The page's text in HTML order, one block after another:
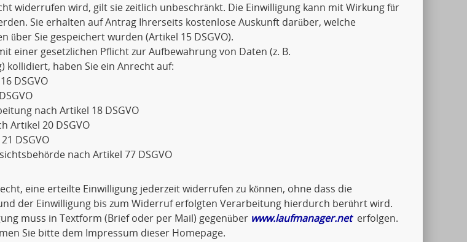
widerrufen wird, gilt sie zeitlich unbeschränkt. Die Einwilligung kann mit Wirkung für
Sie erhalten auf Antrag Ihrerseits kostenlose Auskunft darüber, welche
über Sie gespeichert wurden (Artikel 15 DSGVO).
einer gesetzlichen Pflicht zur Aufbewahrung von Daten (z. B.
kollidiert, haben Sie ein Anrecht auf:
DSGVO
nach Artikel 18 DSGVO
Artikel 20 DSGVO
DSGVO
nach Artikel 77 DSGVO
eine erteilte Einwilligung jederzeit widerrufen zu können, ohne dass die
der Einwilligung bis zum Widerruf erfolgten Verarbeitung hierdurch berührt wird.
muss in Textform (Brief oder per Mail) gegenüber www.laufmanager.neterfolgen.
Sie bitte dem Impressum dieser Homepage.